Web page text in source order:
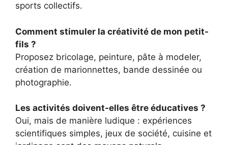
sports collectifs.
Comment stimuler la créativité de mon petit-
fils ?
Proposez bricolage, peinture, pâte à modeler,
création de marionnettes, bande dessinée ou
photographie.
Les activités doivent-elles être éducatives ?
Oui, mais de manière ludique : expériences
scientifiques simples, jeux de société, cuisine et